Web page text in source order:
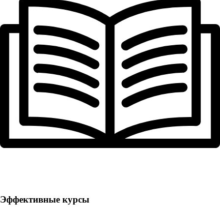
Эффективные курсы